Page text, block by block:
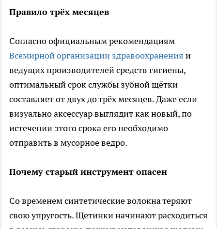
Правило трёх месяцев
Согласно официальным рекомендациям
Всемирной организации здравоохранения и
ведущих производителей средств гигиены,
оптимальный срок службы зубной щётки
составляет от двух до трёх месяцев. Даже если
визуально аксессуар выглядит как новый, по
истечении этого срока его необходимо
отправить в мусорное ведро.
Почему старый инструмент опасен
Со временем синтетические волокна теряют
свою упругость. Щетинки начинают расходиться